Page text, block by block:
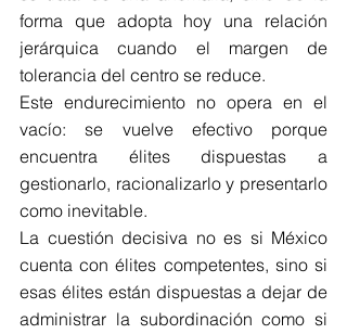
forma que adopta hoy una relación
jerárquica cuando el margen de
tolerancia del centro se reduce.
Este endurecimiento no opera en el
vacío: se vuelve efectivo porque
encuentra élites dispuestas a
gestionarlo, racionalizarlo y presentarlo
como inevitable.
La cuestión decisiva no es si México
cuenta con élites competentes, sino si
esas élites están dispuestas a dejar de
administrar la subordinación como si